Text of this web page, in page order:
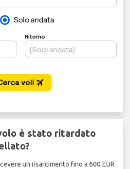
è stato ritardato
un risarcimento fino a 600 EUR